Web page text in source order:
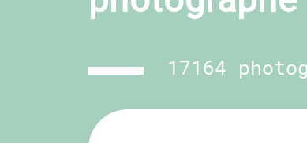
17164